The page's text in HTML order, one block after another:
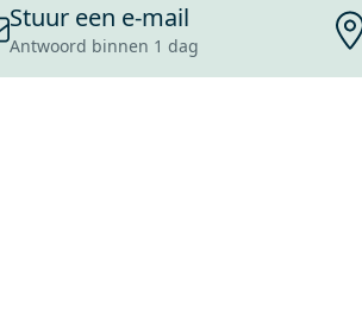
Stuur een e-mail
Antwoord binnen 1 dag